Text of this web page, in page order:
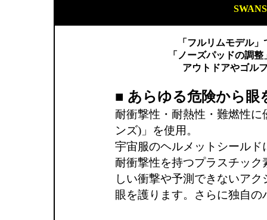
「フルリムモデル
「ノーズパッドの調
アウトドアやゴル
■ あらゆる危険から眼
耐衝撃性・耐熱性・難燃性
ンズ)」を使用。
宇宙服のヘルメットシール
耐衝撃性を持つプラスチッ
しい衝撃や予測できないア
眼を護ります。さらに独自